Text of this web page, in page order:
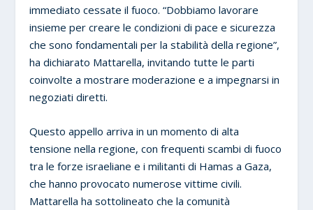
immediato cessate il fuoco. “Dobbiamo lavorare
insieme per creare le condizioni di pace e sicurezza
che sono fondamentali per la stabilità della regione”,
ha dichiarato Mattarella, invitando tutte le parti
coinvolte a mostrare moderazione e a impegnarsi in
negoziati diretti.
Questo appello arriva in un momento di alta
tensione nella regione, con frequenti scambi di fuoco
tra le forze israeliane e i militanti di Hamas a Gaza,
che hanno provocato numerose vittime civili.
Mattarella ha sottolineato che la comunità